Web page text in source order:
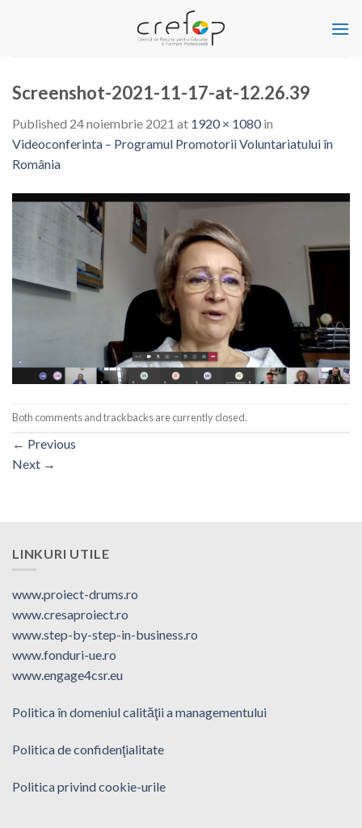
Screenshot-2021-11-17-at-12.26.39
Published 24 noiembrie 2021 at 1920 × 1080in
Videoconferinta – Programul Promotorii Voluntariatului în
România
Both comments and trackbacks are currently closed.
← Previous
Next →
LINKURI UTILE
www.proiect-drums.ro
www.cresaproiect.ro
www.step-by-step-in-business.ro
www.fonduri-ue.ro
www.engage4csr.eu
Politica în domeniul calităţii a managementului
Politica de confidenţialitate
Politica privind cookie-urile